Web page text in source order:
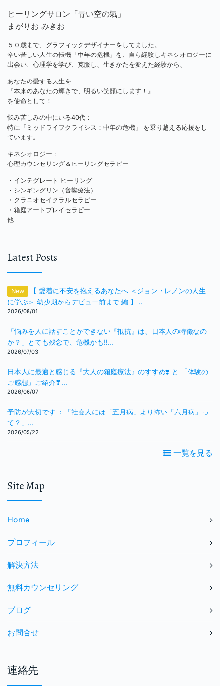
ヒーリングサロン「青い空の氣」
まがりお みきお
５０歳まで、グラフィックデザイナーをしてました。
辛い苦しい人生の転機「中年の危機」を、自ら経験しキネシオロジーに
出会い、心理学を学び、克服し、生きかたを変えた経験から、
あなたの愛する人生を
『本来のあなたの輝きで、明るい笑顔にします！』
を使命として！
悩み苦しみの中にいる40代：
特に「ミッドライフクライシス：中年の危機」 を乗り越える応援をし
ています。
キネシオロジー：
心理カウンセリング＆ヒーリングセラピー
・インテグレート ヒーリング
・シンギングリン（音響療法）
・クラニオセイクラルセラピー
・箱庭アートプレイセラピー
他
Latest Posts
New
【 愛着に不安を抱えるあなたへ ＜ジョン・レノンの人生
に学ぶ＞ 幼少期からデビュー前まで 編 】...
2026/08/01
「悩みを人に話すことができない『抵抗』は、日本人の特徴なの
か？」とても残念で、危機かも‼️...
2026/07/03
日本人に最適と感じる『大人の箱庭療法』のすすめ❣️ と 「体験の
ご感想」ご紹介❣...
2026/06/07
予防が大切です ：「社会人には「五月病」より怖い「六月病」っ
て？」...
2026/05/22
一覧を見る
Site Map
Home
プロフィール
解決方法
無料カウンセリング
ブログ
お問合せ
連絡先